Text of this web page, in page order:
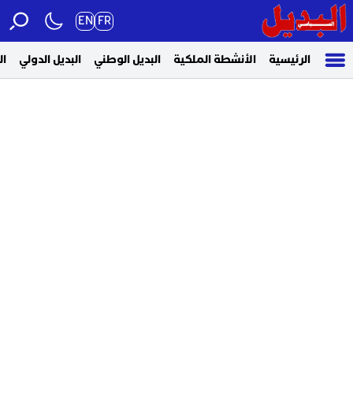
FR
EN
الرئيسية الأنشطة الملكية البديل الوطني البديل الدولي